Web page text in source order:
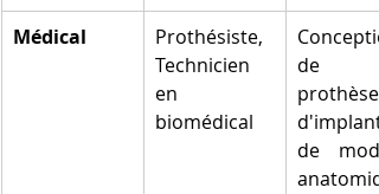
Médical
Prothésiste,
Technicien
en
biomédical
de
prothèses,
de